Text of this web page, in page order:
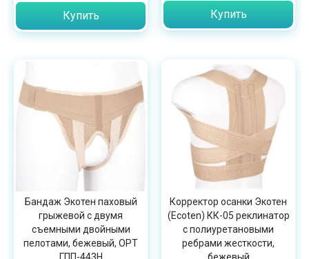
Купить Купить
Бандаж Экотен паховый
грыжевой с двумя
съемными двойными
пелотами, бежевый, OPT
Корректор осанки Экотен
(Ecoten) КК-05 реклинатор
с полиуретановыми
ребрами жесткости,